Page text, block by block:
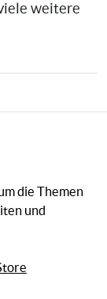
weitere
die Themen
und